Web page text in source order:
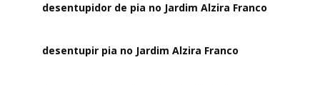
desentupidor de pia no Jardim Alzira Franco
desentupir pia no Jardim Alzira Franco